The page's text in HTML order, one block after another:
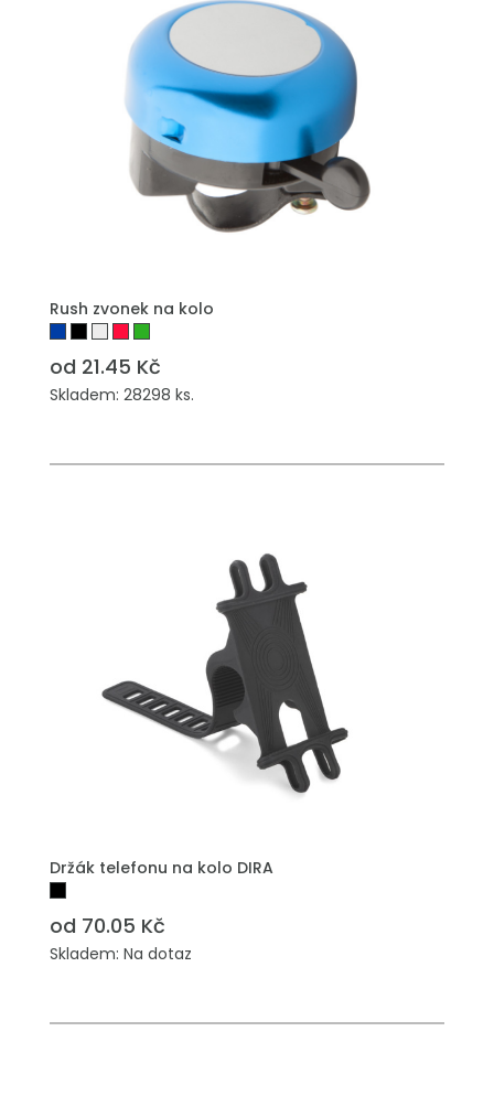
Rush zvonek na kolo
od 21.45 Kč
Skladem: 28298 ks.
Držák telefonu na kolo DIRA
od 70.05 Kč
Skladem: Na dotaz